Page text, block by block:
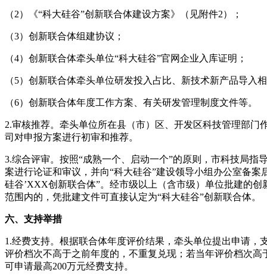
（2）《“科大硅谷”创新联合体建设方案》（见附件2）；
（3）创新联合体组建协议；
（4）创新联合体牵头单位“科大硅谷”官网企业入库证明；
（5）创新联合体牵头单位研发投入占比、新技术新产品导入
（6）创新联合体年度工作方案、有关研发管理制度文件等。
2.审核推荐。牵头单位所在县（市）区、开发区科技管理部门
司对申报方案进行初审和推荐。
3.综合评审。按照“成熟一个、启动一个”的原则，市科技局指
案进行论证和审议，并向“科大硅谷”建设领导小组办公室备案
硅谷’XXX创新联合体”。经市级以上（含市级）单位批建的
范围内的，凭批建文件可直接认定为“科大硅谷”创新联合体。
六、支持举措
1.经费支持。根据联合体年度评价结果，牵头单位提出申请，
评价档次不高于之前年度的，不重复兑现；若当年评价档次
可申请最高200万元经费支持。